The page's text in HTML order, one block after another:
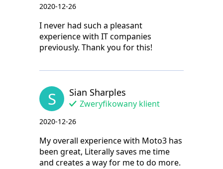
2020-12-26
I never had such a pleasant
experience with IT companies
previously. Thank you for this!
S Sian Sharples
Zweryfikowany klient
2020-12-26
My overall experience with Moto3 has
been great, Literally saves me time
and creates a way for me to do more.